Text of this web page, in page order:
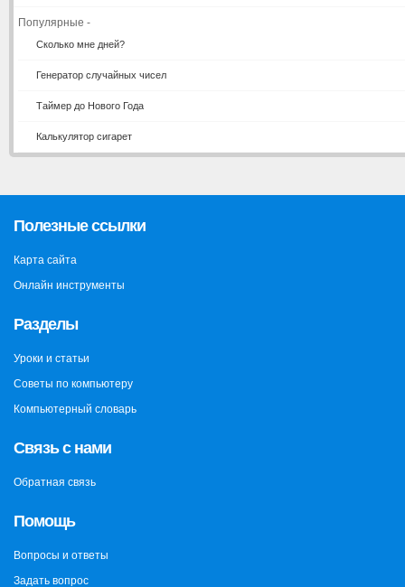
Популярные -
Сколько мне дней?
Генератор случайных чисел
Таймер до Нового Года
Калькулятор сигарет
Полезные ссылки
Карта сайта
Онлайн инструменты
Разделы
Уроки и статьи
Советы по компьютеру
Компьютерный словарь
Связь с нами
Обратная связь
Помощь
Вопросы и ответы
Задать вопрос